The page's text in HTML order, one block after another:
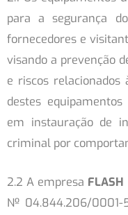
para a segurança
fornecedores e
visando a prevenção
e riscos
destes
em instauração de
criminal por
2.2 A empresa FLASH
Nº 04.844.206/